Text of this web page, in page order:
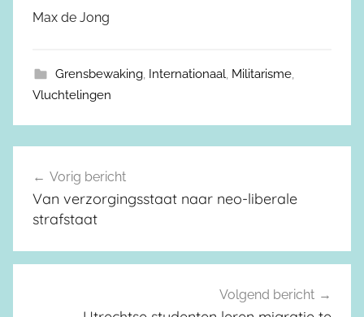
Max de Jong
Grensbewaking, Internationaal, Militarisme,
Vluchtelingen
Berichtnavigatie
Vorig bericht
Van verzorgingsstaat naar neo-liberale
strafstaat
Volgend bericht